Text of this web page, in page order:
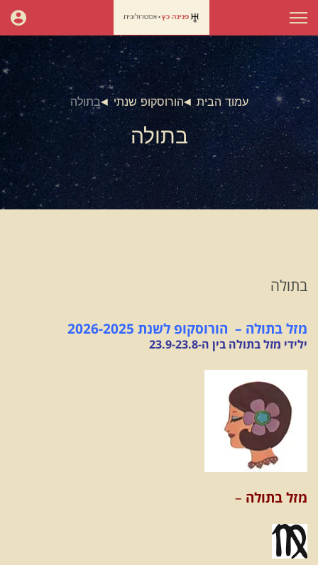
עמוד הבית הורוסקופ שנתי בתולה
בתולה
בתולה
מזל בתולה – הורוסקופ לשנת 2026-2025
ילידי מזל בתולה בין ה-23.9-23.8
מזל בתולה –